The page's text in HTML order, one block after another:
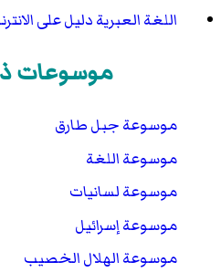
اللغة العبرية دليل على
موسوعات
موسوعة جبل طارق
موسوعة اللغة
موسوعة لسانيات
موسوعة إسرائيل
موسوعة الهلال الخصيب